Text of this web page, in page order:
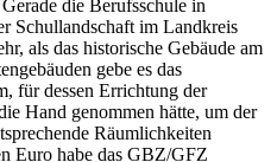
die Berufsschule in
Schullandschaft im Landkreis
als das historische Gebäude am
gebe es das
für dessen Errichtung der
Hand genommen hätte, um der
Räumlichkeiten
Euro habe das GBZ/GFZ